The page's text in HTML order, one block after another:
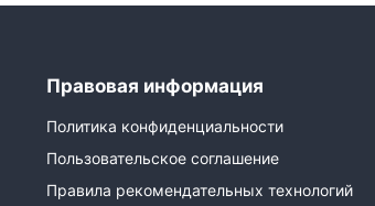
Правовая информация
Политика конфиденциальности
Пользовательское соглашение
Правила рекомендательных технологий